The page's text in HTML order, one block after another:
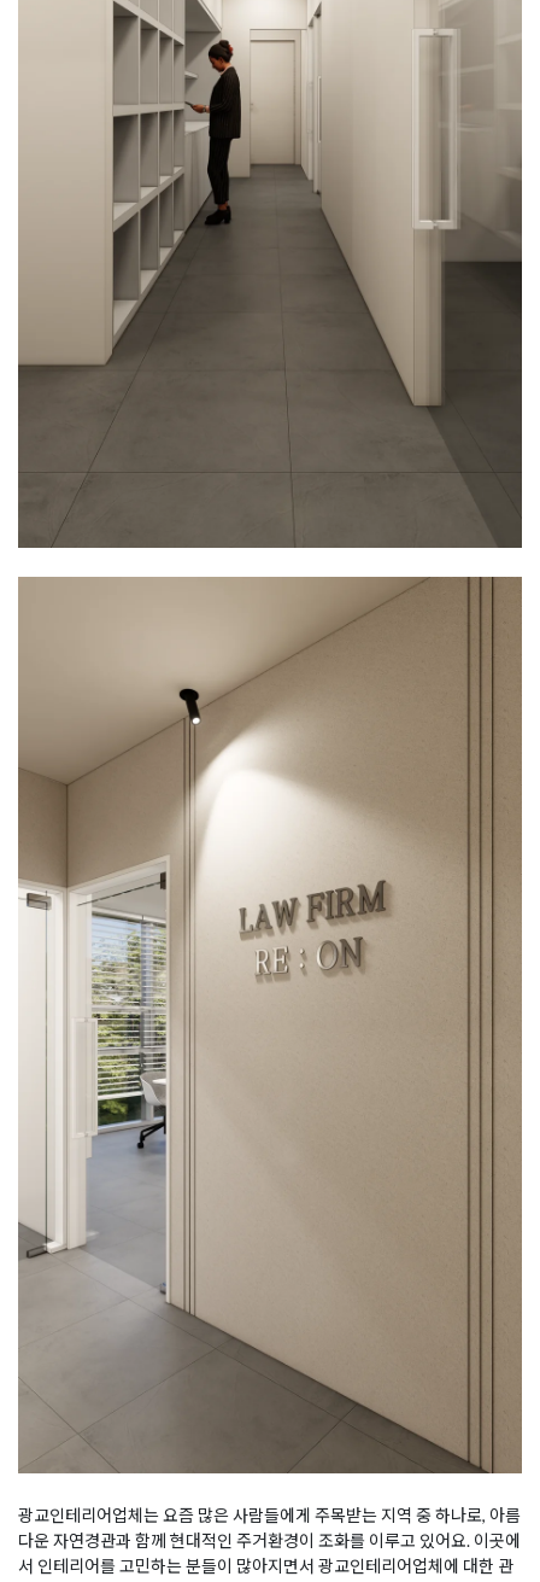
광교인테리어업체는 요즘 많은 사람들에게 주목받는 지역 중 하나로, 아름
다운 자연경관과 함께 현대적인 주거환경이 조화를 이루고 있어요. 이곳에
서 인테리어를 고민하는 분들이 많아지면서 광교인테리어업체에 대한 관